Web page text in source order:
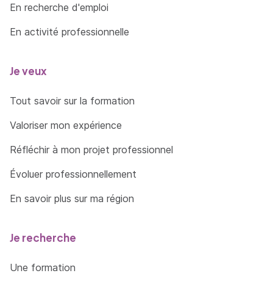
En recherche d'emploi
En activité professionnelle
Je veux
Tout savoir sur la formation
Valoriser mon expérience
Réfléchir à mon projet professionnel
Évoluer professionnellement
En savoir plus sur ma région
Je recherche
Une formation